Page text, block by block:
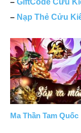
– GiftCode Cửu
– Nạp Thẻ Cửu
Ma Thần Tam Quốc